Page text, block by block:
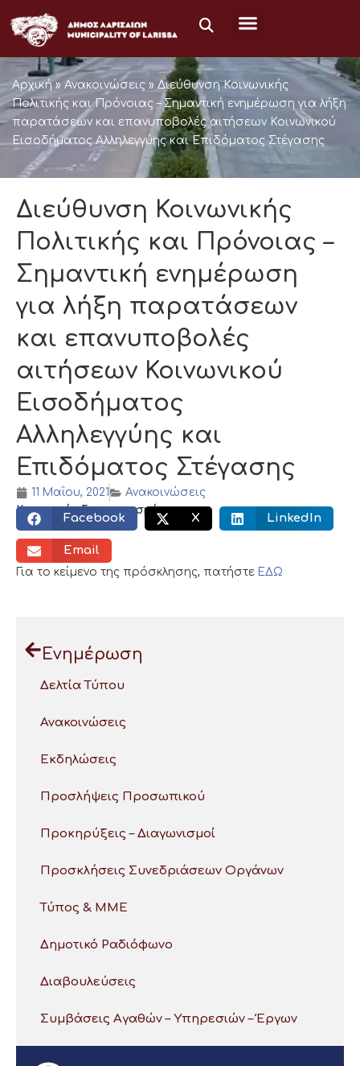
στο
περιεχόμενο
Αρχική » Ανακοινώσεις » Διεύθυνση Κοινωνικής
Πολιτικής και Πρόνοιας – Σημαντική ενημέρωση για λήξη
παρατάσεων και επανυποβολές αιτήσεων Κοινωνικού
Εισοδήματος Αλληλεγγύης και Επιδόματος Στέγασης
Διεύθυνση Κοινωνικής
Πολιτικής και Πρόνοιας –
Σημαντική ενημέρωση
για λήξη παρατάσεων
και επανυποβολές
αιτήσεων Κοινωνικού
Εισοδήματος
Αλληλεγγύης και
Επιδόματος Στέγασης
11 Μαΐου, 2021
Ανακοινώσεις
Κοινωνικός διαμοιρασμός:
Facebook X LinkedIn
Email
Για το κείμενο της πρόσκλησης, πατήστε ΕΔΩ
Ενημέρωση
Δελτία Τύπου
Ανακοινώσεις
Εκδηλώσεις
Προσλήψεις Προσωπικού
Προκηρύξεις – Διαγωνισμοί
Προσκλήσεις Συνεδριάσεων Οργάνων
Τύπος & ΜΜΕ
Δημοτικό Ραδιόφωνο
Διαβουλεύσεις
Συμβάσεις Αγαθών – Υπηρεσιών – Έργων